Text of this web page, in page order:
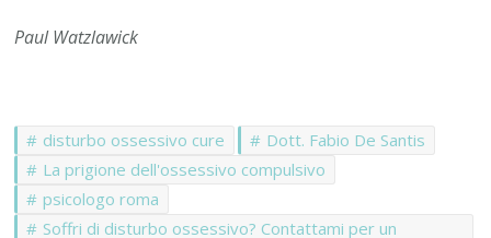
Paul Watzlawick
disturbo ossessivo cure
Dott. Fabio De Santis
La prigione dell'ossessivo compulsivo
psicologo roma
Soffri di disturbo ossessivo? Contattami per un